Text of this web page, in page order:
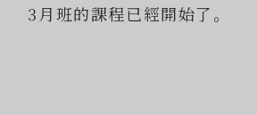
3月班的課程已經開始了。